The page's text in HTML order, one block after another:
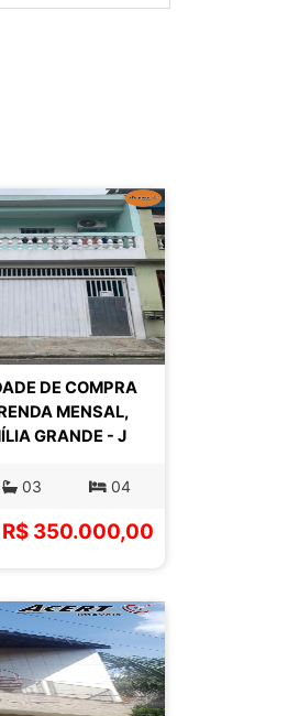
DE COMPRA
MENSAL,
GRANDE - J
03 04
R$ 350.000,00